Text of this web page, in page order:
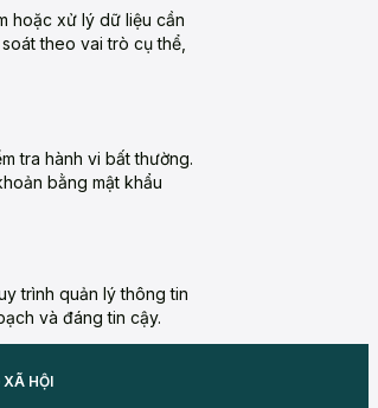
hoặc xử lý dữ liệu cần
theo vai trò cụ thể,
tra hành vi bất thường.
bằng mật khẩu
trình quản lý thông tin
và đáng tin cậy.
XÃ HỘI